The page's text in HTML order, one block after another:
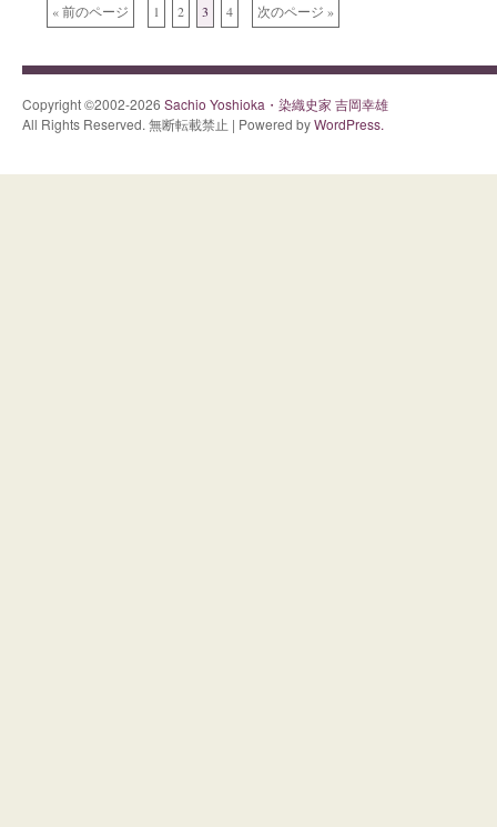
« 前のページ 1 2 3 4 次のページ »
Copyright ©2002-2026 Sachio Yoshioka・染織史家 吉岡幸雄
All Rights Reserved. 無断転載禁止 | Powered byWordPress.